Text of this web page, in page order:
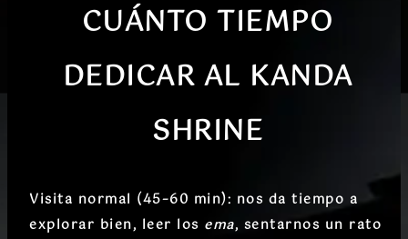
CUÁNTO TIEMPO
DEDICAR AL KANDA
SHRINE
Visita normal (45–60 min): nos da tiempo a
explorar bien, leer los ema, sentarnos un rato